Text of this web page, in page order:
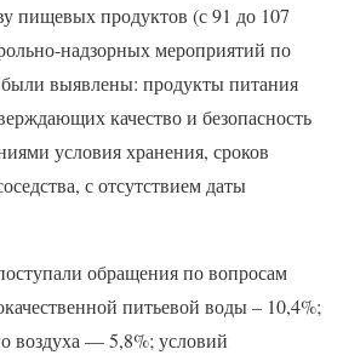
пищевых продуктов (с 91 до 107
надзорных мероприятий по
выявлены: продукты питания
качество и безопасность
условия хранения, сроков
с отсутствием даты
обращения по вопросам
питьевой воды – 10,4%;
воздуха — 5,8%; условий